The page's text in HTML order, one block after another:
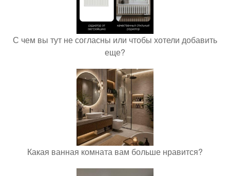
С чем вы тут не согласны или чтобы хотели добавить
еще?
Какая ванная комната вам больше нравится?